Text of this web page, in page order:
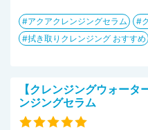
アクアクレンジングセラム
拭き取りクレンジング おすすめ
【クレンジングウォー
ンジングセラム